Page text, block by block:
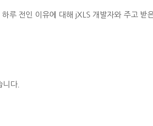
루 전인 이유에 대해 jXLS 개발자와 주고 받
니다.